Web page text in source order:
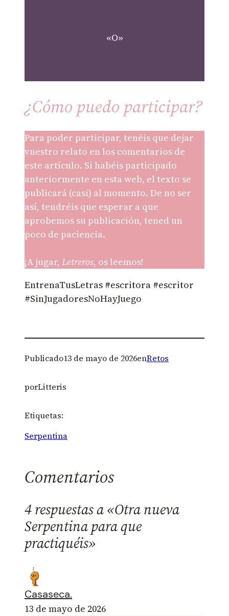
«O»
¿Cómo puedo participar?
Para poder participar, tenéis que dejar
vuestro relato en los comentarios de
este artículo. Si habéis participado
anteriormente en esta web, el texto se
publicará (casi) al momento. De no ser
así, tendréis que esperar a que
aprobemos su publicación, tened un
poco de paciencia.
¡A jugar, Letreros, os leemos!
EntrenaTusLetras #escritora #escritor
#SinJugadoresNoHayJuego
Publicado13 de mayo de 2026enRetos
porLitteris
Etiquetas:
Serpentina
Comentarios
4 respuestas a «Otra nueva
Serpentina para que
practiquéis»
Casaseca.
13 de mayo de 2026